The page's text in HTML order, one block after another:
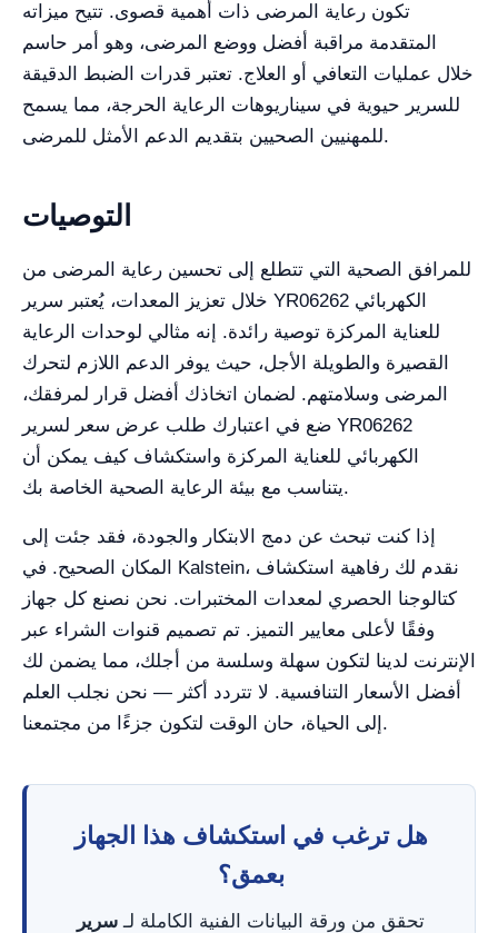
تكون رعاية المرضى ذات أهمية قصوى. تتيح ميزاته
المتقدمة مراقبة أفضل ووضع المرضى، وهو أمر حاسم
خلال عمليات التعافي أو العلاج. تعتبر قدرات الضبط الدقيقة
للسرير حيوية في سيناريوهات الرعاية الحرجة، مما يسمح
للمهنيين الصحيين بتقديم الدعم الأمثل للمرضى.
التوصيات
للمرافق الصحية التي تتطلع إلى تحسين رعاية المرضى من
خلال تعزيز المعدات، يُعتبر سرير YR06262 الكهربائي
للعناية المركزة توصية رائدة. إنه مثالي لوحدات الرعاية
القصيرة والطويلة الأجل، حيث يوفر الدعم اللازم لتحرك
المرضى وسلامتهم. لضمان اتخاذك أفضل قرار لمرفقك،
ضع في اعتبارك طلب عرض سعر لسرير YR06262
الكهربائي للعناية المركزة واستكشاف كيف يمكن أن
يتناسب مع بيئة الرعاية الصحية الخاصة بك.
إذا كنت تبحث عن دمج الابتكار والجودة، فقد جئت إلى
المكان الصحيح. في Kalstein، نقدم لك رفاهية استكشاف
كتالوجنا الحصري لمعدات المختبرات. نحن نصنع كل جهاز
وفقًا لأعلى معايير التميز. تم تصميم قنوات الشراء عبر
الإنترنت لدينا لتكون سهلة وسلسة من أجلك، مما يضمن لك
أفضل الأسعار التنافسية. لا تتردد أكثر — نحن نجلب العلم
إلى الحياة، حان الوقت لتكون جزءًا من مجتمعنا.
هل ترغب في استكشاف هذا الجهاز
بعمق؟
تحقق من ورقة البيانات الفنية الكاملة لـ سرير